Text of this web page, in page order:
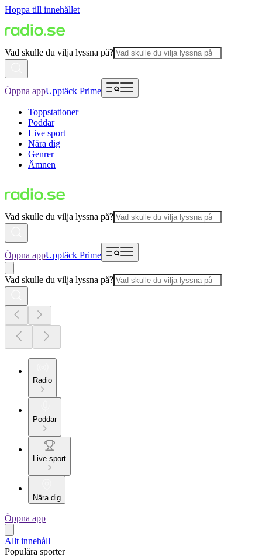
Hoppa till innehållet
Vad skulle du vilja lyssna på?
Öppna appUpptäck Prime
Toppstationer
Poddar
Live sport
Nära dig
Genrer
Ämnen
Vad skulle du vilja lyssna på?
Öppna appUpptäck Prime
Vad skulle du vilja lyssna på?
Radio
Poddar
Live sport
Nära dig
Öppna app
Allt innehåll
Populära sporter